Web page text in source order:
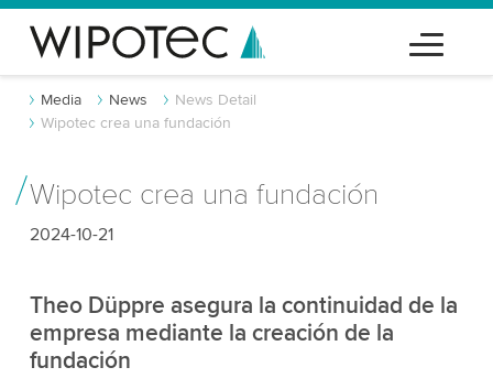
Media News
News Detail
Wipotec crea una fundación
Wipotec crea una fundación
2024-10-21
Theo Düppre asegura la continuidad de la
empresa mediante la creación de la
fundación